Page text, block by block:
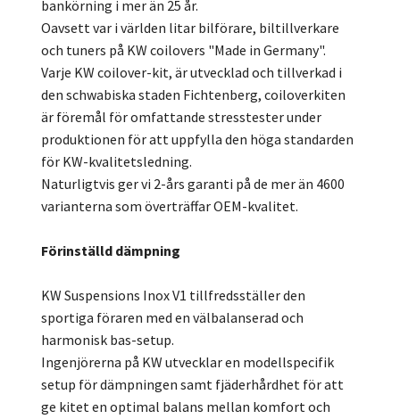
bankörning i mer än 25 år.
Oavsett var i världen litar bilförare, biltillverkare
och tuners på KW coilovers "Made in Germany".
Varje KW coilover-kit, är utvecklad och tillverkad i
den schwabiska staden Fichtenberg, coiloverkiten
är föremål för omfattande stresstester under
produktionen för att uppfylla den höga standarden
för KW-kvalitetsledning.
Naturligtvis ger vi 2-års garanti på de mer än 4600
varianterna som överträffar OEM-kvalitet.
Förinställd dämpning
KW Suspensions Inox V1 tillfredsställer den
sportiga föraren med en välbalanserad och
harmonisk bas-setup.
Ingenjörerna på KW utvecklar en modellspecifik
setup för dämpningen samt fjäderhårdhet för att
ge kitet en optimal balans mellan komfort och